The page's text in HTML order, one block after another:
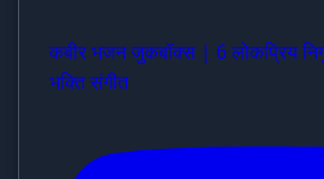
कबीर भजन जुकबॉक्स | 6 लोकप्रिय
भक्ति संगीत